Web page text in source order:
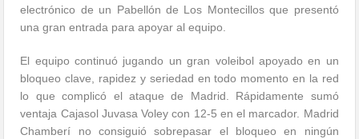
electrónico de un Pabellón de Los Montecillos que presentó
una gran entrada para apoyar al equipo.
El equipo continuó jugando un gran voleibol apoyado en un
bloqueo clave, rapidez y seriedad en todo momento en la red
lo que complicó el ataque de Madrid. Rápidamente sumó
ventaja Cajasol Juvasa Voley con 12-5 en el marcador. Madrid
Chamberí no consiguió sobrepasar el bloqueo en ningún